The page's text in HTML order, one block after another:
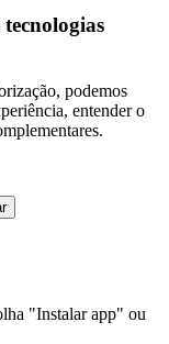
tecnologias
podemos
entender o
"Instalar app" ou